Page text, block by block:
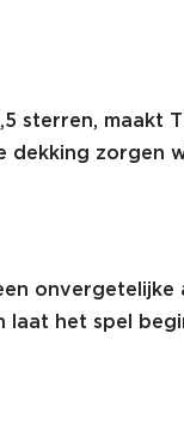
sterren, maakt
dekking zorgen
onvergetelijke
laat het spel